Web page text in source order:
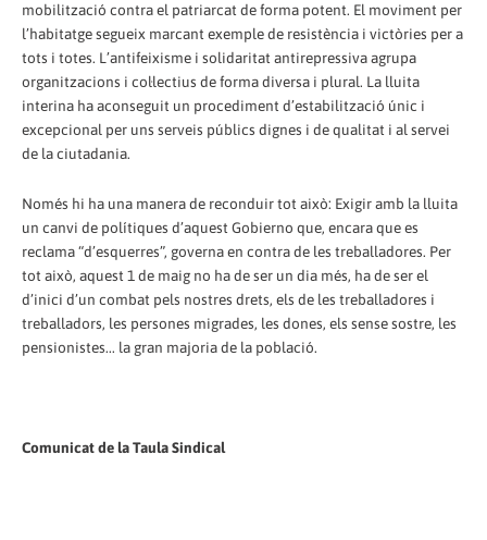
mobilització contra el patriarcat de forma potent. El moviment per
l’habitatge segueix marcant exemple de resistència i victòries per a
tots i totes. L’antifeixisme i solidaritat antirepressiva agrupa
organitzacions i col·lectius de forma diversa i plural. La lluita
interina ha aconseguit un procediment d’estabilització únic i
excepcional per uns serveis públics dignes i de qualitat i al servei
de la ciutadania.
Només hi ha una manera de reconduir tot això: Exigir amb la lluita
un canvi de polítiques d’aquest Gobierno que, encara que es
reclama “d’esquerres”, governa en contra de les treballadores. Per
tot això, aquest 1 de maig no ha de ser un dia més, ha de ser el
d’inici d’un combat pels nostres drets, els de les treballadores i
treballadors, les persones migrades, les dones, els sense sostre, les
pensionistes... la gran majoria de la població.
Comunicat de la Taula Sindical